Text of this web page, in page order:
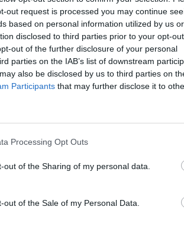
out request is processed you may continue
based on personal information utilized by us or
disclosed to third parties prior to your opt-
out of the further disclosure of your personal
parties on the IAB’s list of downstream
also be disclosed by us to third parties on
Participants that may further disclose it to
Processing Opt Outs
out of the Sharing of my personal data.
out of the Sale of my Personal Data.
Jak emocje przejęły władzę nad europejską
Zamach na twórcę fabryki dronów